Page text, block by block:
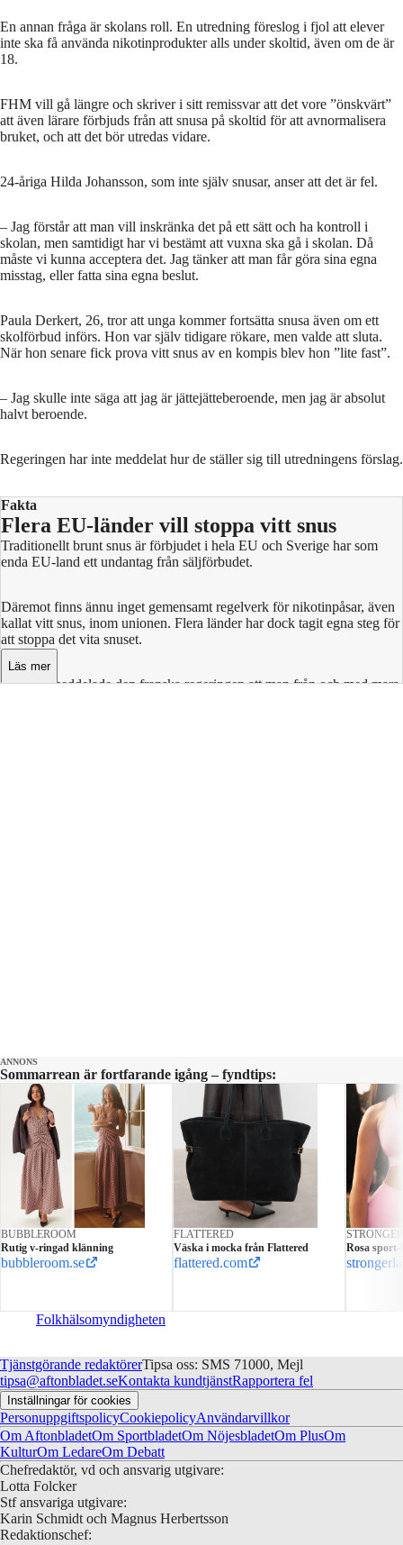
En annan fråga är skolans roll. En utredning föreslog i fjol att elever
inte ska få använda nikotinprodukter alls under skoltid, även om de är
18.
FHM vill gå längre och skriver i sitt remissvar att det vore ”önskvärt”
att även lärare förbjuds från att snusa på skoltid för att avnormalisera
bruket, och att det bör utredas vidare.
24-åriga Hilda Johansson, som inte själv snusar, anser att det är fel.
– Jag förstår att man vill inskränka det på ett sätt och ha kontroll i
skolan, men samtidigt har vi bestämt att vuxna ska gå i skolan. Då
måste vi kunna acceptera det. Jag tänker att man får göra sina egna
misstag, eller fatta sina egna beslut.
Paula Derkert, 26, tror att unga kommer fortsätta snusa även om ett
skolförbud införs. Hon var själv tidigare rökare, men valde att sluta.
När hon senare fick prova vitt snus av en kompis blev hon ”lite fast”.
– Jag skulle inte säga att jag är jättejätteberoende, men jag är absolut
halvt beroende.
Regeringen har inte meddelat hur de ställer sig till utredningens förslag.
Fakta
Flera EU-länder vill stoppa vitt snus
Traditionellt brunt snus är förbjudet i hela EU och Sverige har som
enda EU-land ett undantag från säljförbudet.
Däremot finns ännu inget gemensamt regelverk för nikotinpåsar, även
kallat vitt snus, inom unionen. Flera länder har dock tagit egna steg för
att stoppa det vita snuset.
Nyligen meddelade den franska regeringen att man från och med mars
Läs mer
ANNONS
Sommarrean är fortfarande igång – fyndtips:
BUBBLEROOM
Rutig v-ringad klänning
bubbleroom.se
FLATTERED
Väska i mocka från Flattered
flattered.com
STRONGER
Rosa
Folkhälsomyndigheten
Tjänstgörande redaktörerTipsa oss: SMS 71000, Mejl
tipsa@aftonbladet.seKontakta kundtjänstRapportera fel
Inställningar för cookies
PersonuppgiftspolicyCookiepolicyAnvändarvillkor
Om AftonbladetOm SportbladetOm NöjesbladetOm PlusOm
KulturOm LedareOm Debatt
Chefredaktör, vd och ansvarig utgivare:
Lotta Folcker
Stf ansvariga utgivare:
Karin Schmidt och Magnus Herbertsson
Redaktionschef: